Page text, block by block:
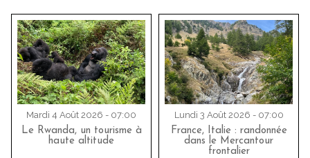
Mardi 4 Août 2026 - 07:00
Le Rwanda, un tourisme à
haute altitude
Lundi 3 Août 2026 - 07:00
France, Italie : randonnée
dans le Mercantour
frontalier